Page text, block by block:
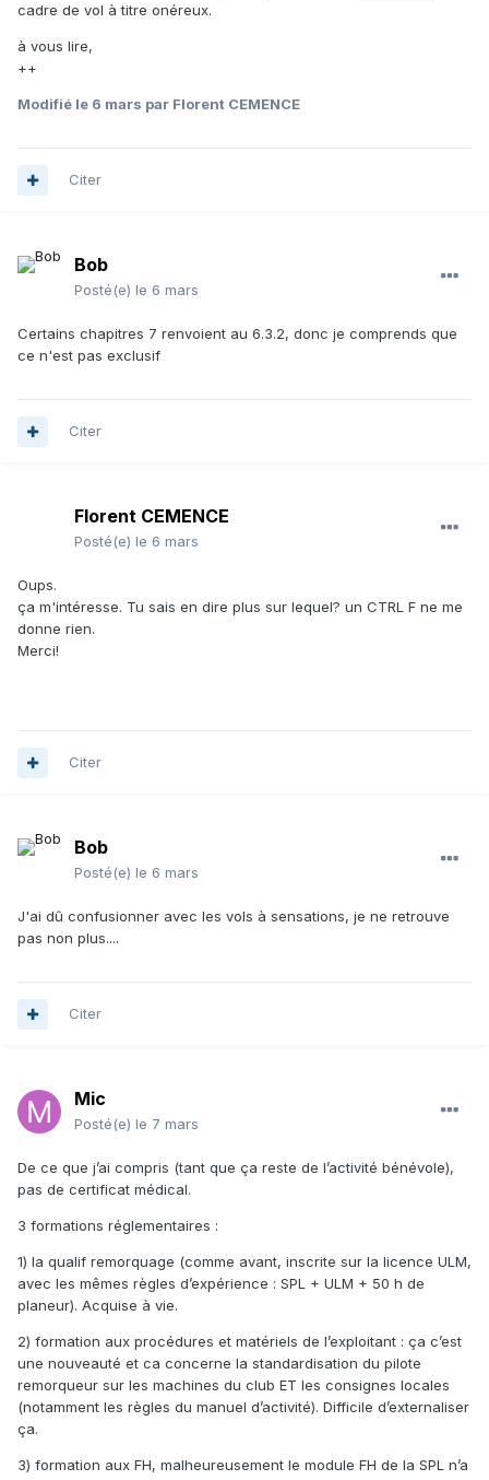
cadre de vol à titre onéreux.
à vous lire,
++
Modifié le 6 mars par Florent CEMENCE
Citer
Bob
Posté(e) le 6 mars
Certains chapitres 7 renvoient au 6.3.2, donc je comprends que
ce n'est pas exclusif
Citer
Florent CEMENCE
Posté(e) le 6 mars
Oups.
ça m'intéresse. Tu sais en dire plus sur lequel? un CTRL F ne me
donne rien.
Merci!
Citer
Bob
Posté(e) le 6 mars
J'ai dû confusionner avec les vols à sensations, je ne retrouve
pas non plus....
Citer
Mic
Posté(e) le 7 mars
De ce que j’ai compris (tant que ça reste de l’activité bénévole),
pas de certificat médical.
3 formations réglementaires :
1) la qualif remorquage (comme avant, inscrite sur la licence ULM,
avec les mêmes règles d’expérience : SPL + ULM + 50 h de
planeur). Acquise à vie.
2) formation aux procédures et matériels de l’exploitant : ça c’est
une nouveauté et ca concerne la standardisation du pilote
remorqueur sur les machines du club ET les consignes locales
(notamment les règles du manuel d’activité). Difficile d’externaliser
ça.
3) formation aux FH, malheureusement le module FH de la SPL n’a